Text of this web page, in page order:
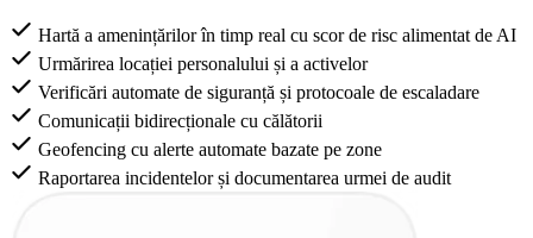
Hartă a amenințărilor în timp real cu scor de risc alimentat de AI
Urmărirea locației personalului și a activelor
Verificări automate de siguranță și protocoale de escaladare
Comunicații bidirecționale cu călătorii
Geofencing cu alerte automate bazate pe zone
Raportarea incidentelor și documentarea urmei de audit